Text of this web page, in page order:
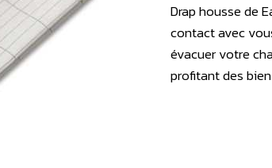
Drap housse de
contact avec
évacuer votre
profitant des